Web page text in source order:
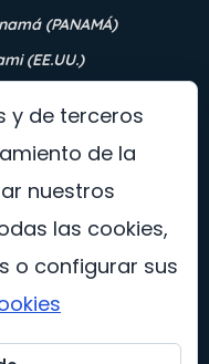
(PANAMÁ)
(EE.UU.)
y de terceros
de la
nuestros
las cookies,
o configurar sus